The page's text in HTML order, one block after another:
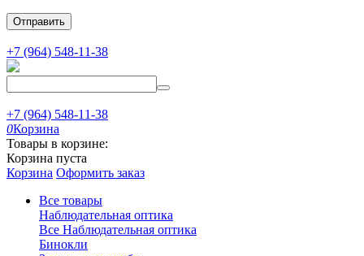
Отправить
+7 (964) 548-11-38
+7 (964) 548-11-38
0Корзина
Товары в корзине:
Корзина пуста
Корзина Оформить заказ
Все товары
Наблюдательная оптика
Все Наблюдательная оптика
Бинокли